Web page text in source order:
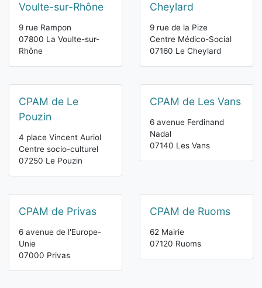
Voulte-sur-Rhône
9 rue Rampon
07800 La Voulte-sur-
Rhône
Cheylard
9 rue de la Pize
Centre Médico-Social
07160 Le Cheylard
CPAM de Le
Pouzin
4 place Vincent Auriol
Centre socio-culturel
07250 Le Pouzin
CPAM de Les Vans
6 avenue Ferdinand
Nadal
07140 Les Vans
CPAM de Privas
6 avenue de l'Europe-
Unie
07000 Privas
CPAM de Ruoms
62 Mairie
07120 Ruoms